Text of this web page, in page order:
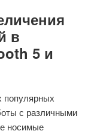
в
5 и
популярных
с различными
носимые